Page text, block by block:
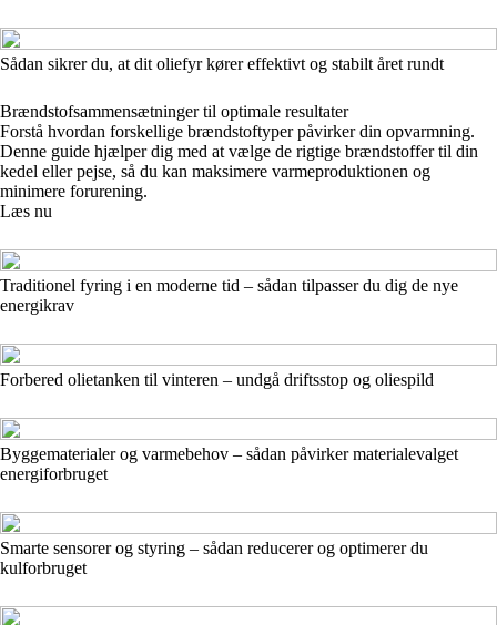
Sådan sikrer du, at dit oliefyr kører effektivt og stabilt året rundt
Brændstofsammensætninger til optimale resultater
Forstå hvordan forskellige brændstoftyper påvirker din opvarmning.
Denne guide hjælper dig med at vælge de rigtige brændstoffer til din
kedel eller pejse, så du kan maksimere varmeproduktionen og
minimere forurening.
Læs nu
Traditionel fyring i en moderne tid – sådan tilpasser du dig de nye
energikrav
Forbered olietanken til vinteren – undgå driftsstop og oliespild
Byggematerialer og varmebehov – sådan påvirker materialevalget
energiforbruget
Smarte sensorer og styring – sådan reducerer og optimerer du
kulforbruget